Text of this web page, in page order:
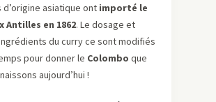
d’origine asiatique ont importé le
Antilles en 1862. Le dosage et
du curry ce sont modifiés
pour donner le Colombo que
aujourd’hui !